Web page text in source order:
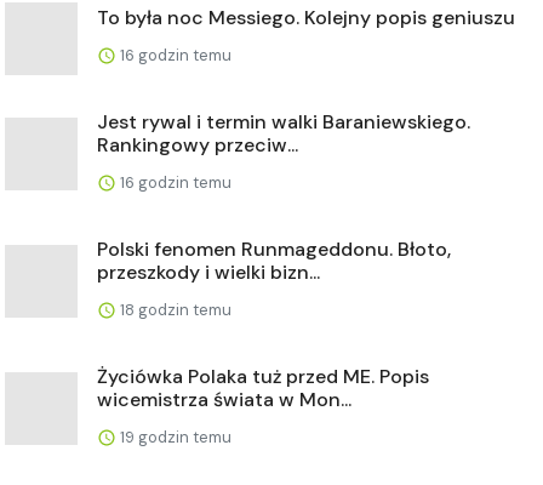
To była noc Messiego. Kolejny popis geniuszu
16 godzin temu
Jest rywal i termin walki Baraniewskiego.
Rankingowy przeciw...
16 godzin temu
Polski fenomen Runmageddonu. Błoto,
przeszkody i wielki bizn...
18 godzin temu
Życiówka Polaka tuż przed ME. Popis
wicemistrza świata w Mon...
19 godzin temu